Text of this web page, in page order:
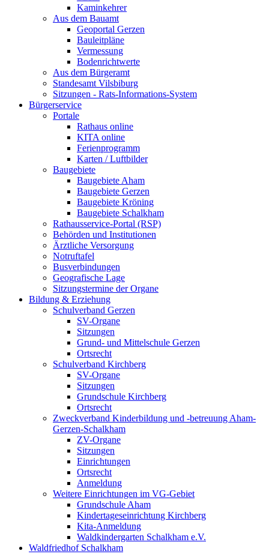
Kaminkehrer
Aus dem Bauamt
Geoportal Gerzen
Bauleitpläne
Vermessung
Bodenrichtwerte
Aus dem Bürgeramt
Standesamt Vilsbiburg
Sitzungen - Rats-Informations-System
Bürgerservice
Portale
Rathaus online
KITA online
Ferienprogramm
Karten / Luftbilder
Baugebiete
Baugebiete Aham
Baugebiete Gerzen
Baugebiete Kröning
Baugebiete Schalkham
Rathausservice-Portal (RSP)
Behörden und Institutionen
Ärztliche Versorgung
Notruftafel
Busverbindungen
Geografische Lage
Sitzungstermine der Organe
Bildung & Erziehung
Schulverband Gerzen
SV-Organe
Sitzungen
Grund- und Mittelschule Gerzen
Ortsrecht
Schulverband Kirchberg
SV-Organe
Sitzungen
Grundschule Kirchberg
Ortsrecht
Zweckverband Kinderbildung und -betreuung Aham-
Gerzen-Schalkham
ZV-Organe
Sitzungen
Einrichtungen
Ortsrecht
Anmeldung
Weitere Einrichtungen im VG-Gebiet
Grundschule Aham
Kindertageseinrichtung Kirchberg
Kita-Anmeldung
Waldkindergarten Schalkham e.V.
Waldfriedhof Schalkham